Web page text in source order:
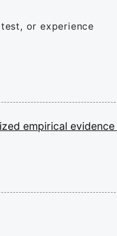
or experience
empirical evidence